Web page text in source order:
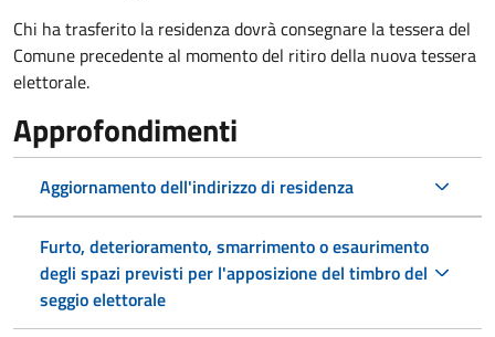
Chi ha trasferito la residenza dovrà consegnare la tessera del
Comune precedente al momento del ritiro della nuova tessera
elettorale.
Approfondimenti
Aggiornamento dell'indirizzo di residenza
Furto, deterioramento, smarrimento o esaurimento
degli spazi previsti per l'apposizione del timbro del
seggio elettorale